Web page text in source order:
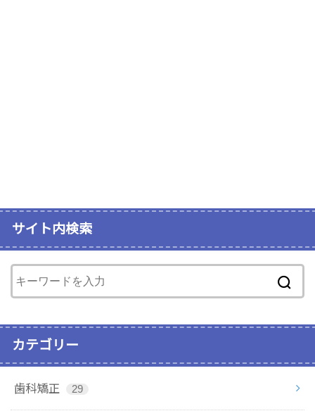
サイト内検索
カテゴリー
歯科矯正 29